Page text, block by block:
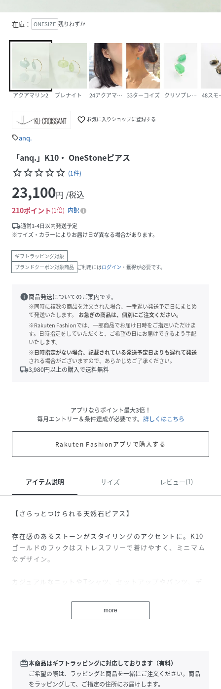
在庫： ONESIZE 残りわずか
アクアマリン2 プレナイト 24アクアマリン33ターコイズ クリソプレーズ48スモ
favorite_border お気に入りショップに登録する
sellanq.
「anq.」K10・ OneStoneピアス
star_borderstar_borderstar_borderstar_borderstar_border (1件)
23,100円 /税込
210ポイント 1倍
内訳
local_shipping通常1-4日以内発送予定
※サイズ・カラーによりお届け日が異なる場合があります。
ギフトラッピング対象
ブランドクーポン対象商品 ご利用にはログイン ・獲得が必要です。
info商品発送についてのご案内です。
※同時に複数の商品を注文された場合、一番遅い発送予定日にまとめ
て発送いたします。
お急ぎの商品は、個別にご注文ください。
※Rakuten Fashionでは、一部商品でお届け日時をご指定いただけま
す。日時指定をしていただくと、ご希望の日にお届けできるよう手配
いたします。
※日時指定がない場合、記載されている発送予定日よりも遅れて発送
される場合がございますので、あらかじめご了承ください。
local_shipping3,980円以上の購入で送料無料
アプリならポイント最大3倍！
毎月エントリー＆条件達成が必要です。 詳しくはこちら
Rakuten Fashionアプリで購入する
アイテム説明 サイズ レビュー(1)
【さらっとつけられる天然石ピアス】
存在感のあるストーンがスタイリングのアクセントに。K10
ゴールドのフックはストレスフリーで着けやすく、ミニマム
なデザイン。
カジュアルなニットやTシャツ、セットアップやパンツ、デ
シックな印象のプリーツスカートやきれいめのワンピース、
コートなどと合わせてのコーディネートも適度なトレンド感
デーなどのプレゼントにもおすすめです♪
anq.ジュエリーBOX付
more
redeem本商品はギフトラッピングに対応しております（有料）
ご希望の際は、ラッピングと商品を一緒にご注文ください。商品
をラッピングして、ご指定の住所にお届けします。